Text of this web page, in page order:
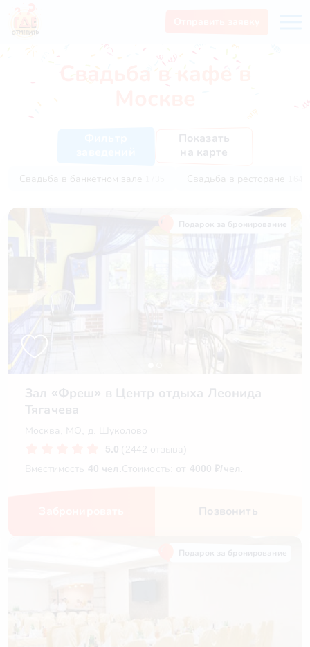
Свадьба в кафе в
Свадьба в банкетном зале Свадьба в ресторане
Показать
на карте
Зал «Фреш» в Центр отдыха Леонида
Тягачева
Москва, МО, д. Шуколово
5.0 (2442 отзыва)
Вместимость 40 чел.Стоимость: от 4000 ₽/чел.
Позвонить